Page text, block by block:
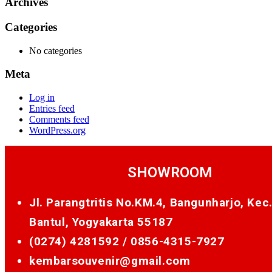
Categories
No categories
Meta
Log in
Entries feed
Comments feed
WordPress.org
SHOWROOM
Jl. Parangtritis No.KM.4, Bangunharjo,
Bantul, Yogyakarta 55187
(0274) 4281592 / 0856-4315-7927
kembarsouvenir@gmail.com